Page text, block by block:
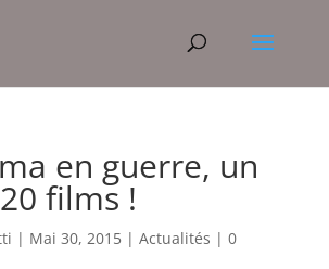
en guerre, un
films !
| Mai 30, 2015| Actualités | 0